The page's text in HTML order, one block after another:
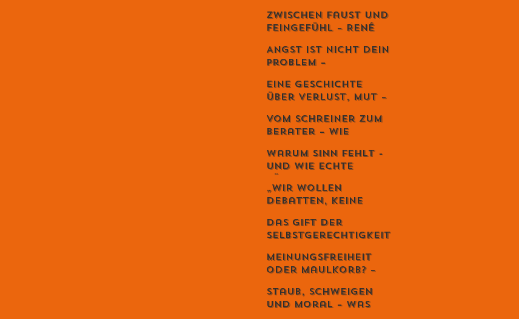
Missverständnisse
Zwischen Faust und
Feingefühl – René
Kunst der
lebendigen Balance
Angst ist nicht dein
Problem –
zerstört dein
Leben.
Eine Geschichte
über Verlust, Mut –
unglaubliche
Kraft,
weiterzugehen.
Vom Schreiner zum
Berater – Wie
Menschen wirklich
reicher macht
Warum Sinn fehlt -
und wie echte
zurückbringt
„Wir wollen
Debatten, keine
Gracia übernimmt
den Schweizer
Monat
Das Gift der
Selbstgerechtigkeit
es zu entgiften
Meinungsfreiheit
oder Maulkorb? –
auf Diskriminierung
die wahre Freiheit
Staub, Schweigen
und Moral – was